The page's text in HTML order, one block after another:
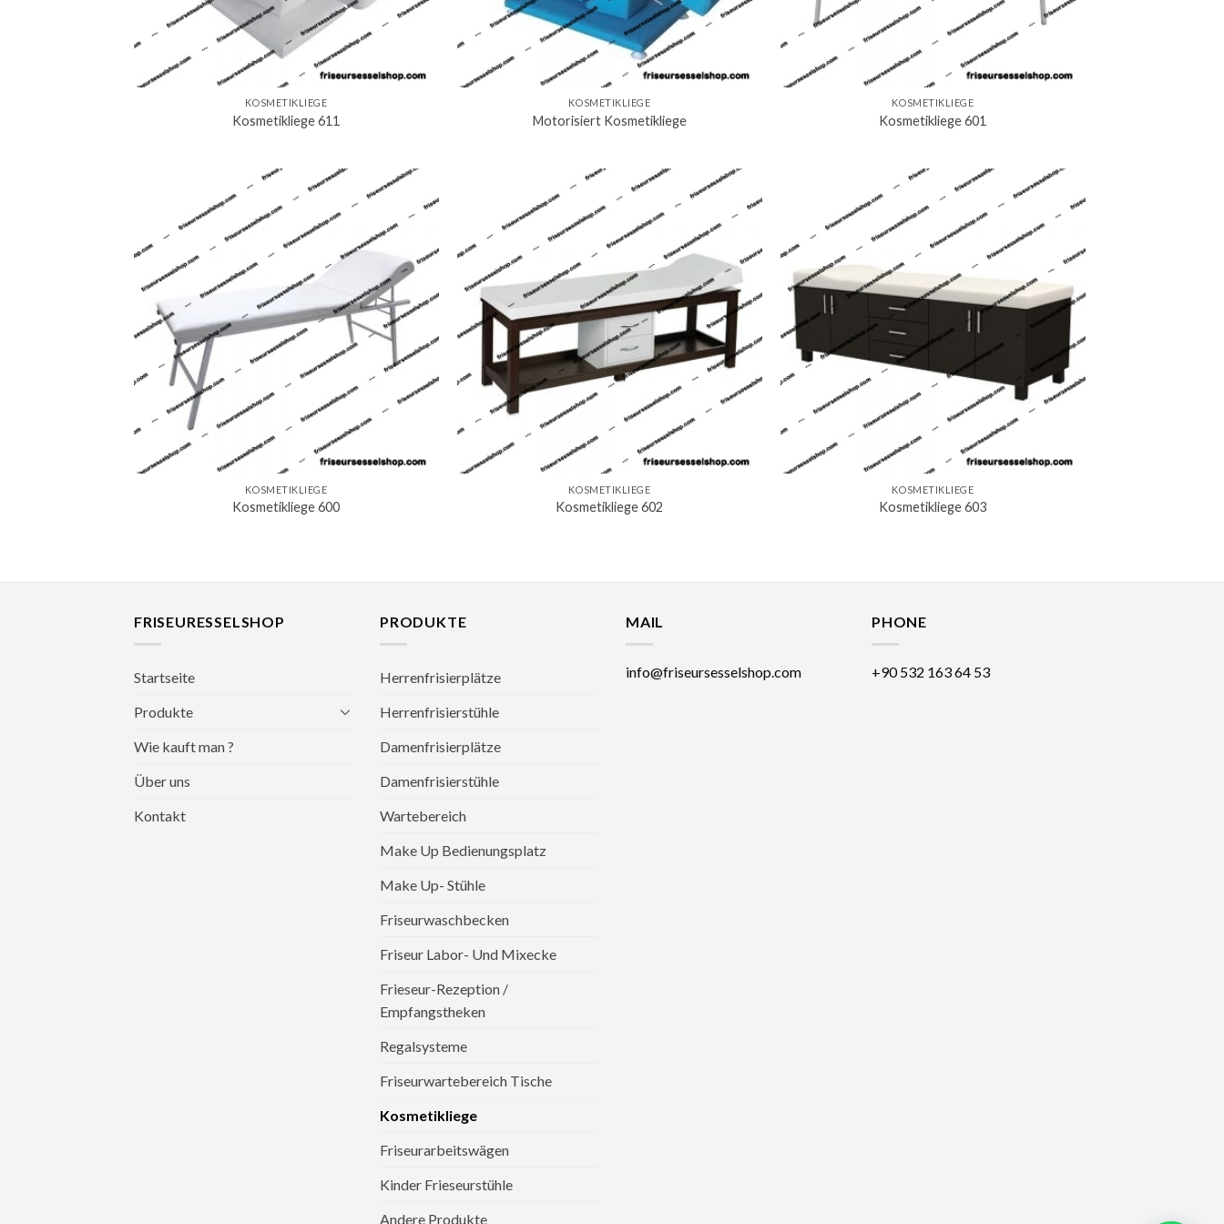
KOSMETIKLIEGE
Kosmetikliege 611
KOSMETIKLIEGE
Motorisiert Kosmetikliege
KOSMETIKLIEGE
Kosmetikliege 601
KOSMETIKLIEGE
Kosmetikliege 600
KOSMETIKLIEGE
Kosmetikliege 602
KOSMETIKLIEGE
Kosmetikliege 603
FRISEURESSELSHOP
Startseite
Produkte
Wie kauft man ?
Über uns
Kontakt
PRODUKTE
Herrenfrisierplätze
Herrenfrisierstühle
Damenfrisierplätze
Damenfrisierstühle
Wartebereich
Make Up Bedienungsplatz
Make Up- Stühle
Friseurwaschbecken
Friseur Labor- Und Mixecke
Frieseur-Rezeption /
Empfangstheken
Regalsysteme
Friseurwartebereich Tische
Kosmetikliege
Friseurarbeitswägen
Kinder Frieseurstühle
Andere Produkte
MAIL
info@friseursesselshop.com
PHONE
+90 532 163 64 53